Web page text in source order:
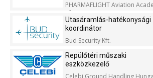
PHARMAFLIGHT Aviation
Kft.
Utasáramlás-hatékonysági
koordinátor
Bud Security Kft.
Repülőtéri műszaki
eszközkezelő
Celebi Ground Handling